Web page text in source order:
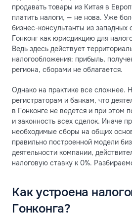
продавать товары из Китая в
платить налоги, — не нова. Уже
бизнес-консультанты из западных
Гонконг как юрисдикцию для
Ведь здесь действует
налогообложения: прибыль,
региона, сборами не облагается.
Однако на практике все сложнее.
регистраторам и банкам, что
в Гонконге не ведется и при этом
и законность всех сделок. Иначе
необходимые сборы на общих
правильно построенной модели
деятельности компании,
налоговую ставку к 0%.
Как устроена
Гонконга?